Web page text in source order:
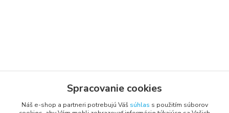
Spracovanie cookies
Náš e-shop a partneri potrebujú Váš súhlas s použitím súborov